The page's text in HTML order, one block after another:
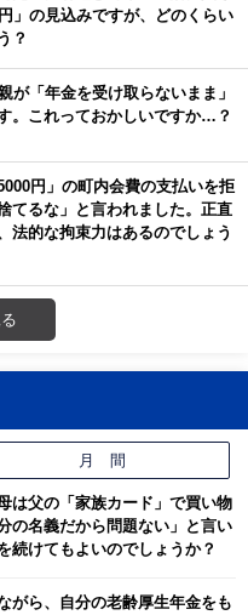
」の見込みですが、どのくらい
？
が「年金を受け取らないまま」
。これっておかしいですか…？
円」の町内会費の支払いを拒
てるな」と言われました。正直
法的な拘束力はあるのでしょう
月 間
は父の「家族カード」で買い物
の名義だから問題ない」と言い
続けてもよいのでしょうか？
がら、自分の老齢厚生年金をも